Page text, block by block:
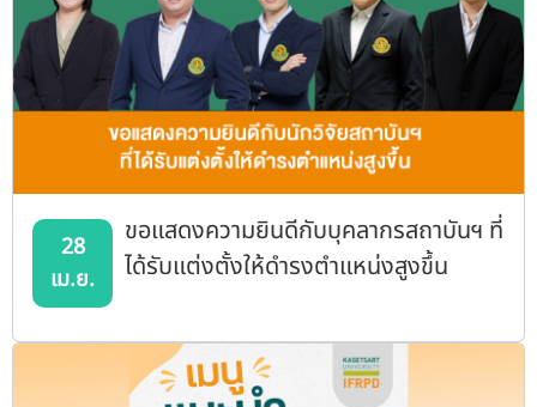
28
เม.ย.
ขอแสดงความยินดีกับบุคลากรสถาบันฯ ที่
ได้รับแต่งตั้งให้ดำรงตำแหน่งสูงขึ้น